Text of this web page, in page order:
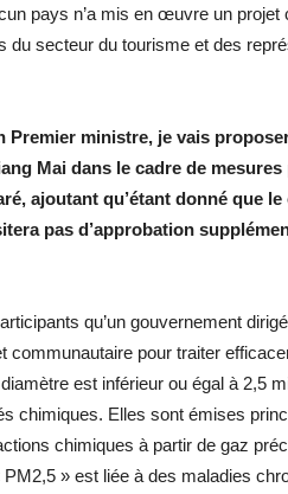
pays n’a mis en œuvre un projet
du secteur du tourisme et des
ministre, je vais
Mai dans le cadre de
ajoutant qu’étant donné que
pas d’approbation
qu’un gouvernement
communautaire pour traiter
est inférieur ou égal à 2,5
chimiques. Elles sont émises
chimiques à partir de gaz
PM2,5 » est liée à des maladies